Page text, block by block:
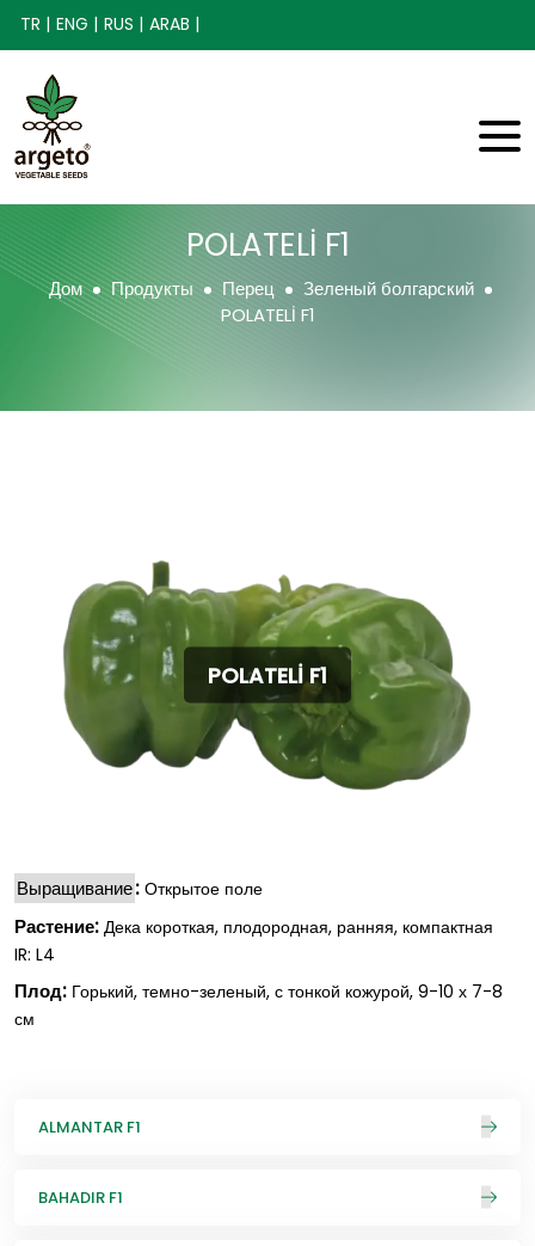
TR | ENG | RUS | ARAB |
POLATELİ F1
Дом Продукты Перец
Зеленый болгарский
POLATELİ F1
POLATELİ F1
Выращивание: Открытое поле
Растение: Дека короткая, плодородная, ранняя, компактная
IR: L4
Плод: Горький, темно-зеленый, с тонкой кожурой, 9-10 х 7-8
см
ALMANTAR F1
BAHADIR F1